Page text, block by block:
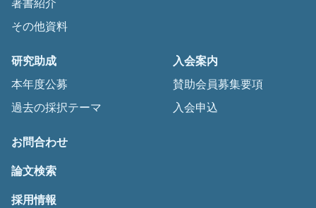
その他資料
研究助成
本年度公募
過去の採択テーマ
入会案内
賛助会員募集要項
入会申込
お問合わせ
論文検索
採用情報